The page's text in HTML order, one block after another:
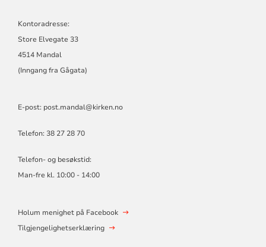
Kontoradresse:
Store Elvegate 33
4514 Mandal
(Inngang fra Gågata)
E-post: post.mandal@kirken.no
Telefon: 38 27 28 70
Telefon- og besøkstid:
Man-fre kl. 10:00 - 14:00
Holum menighet på Facebook
Tilgjengelighetserklæring